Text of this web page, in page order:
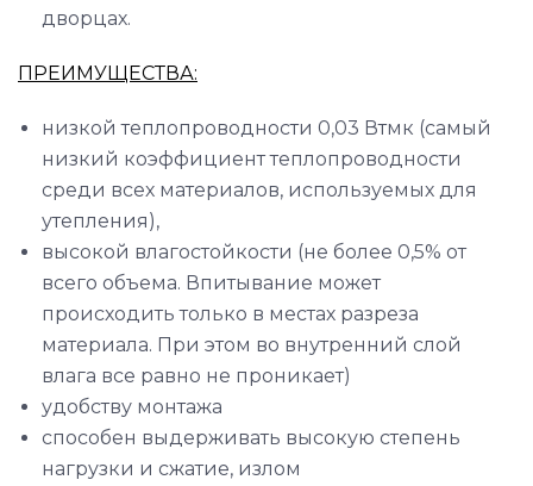
дворцах.
ПРЕИМУЩЕСТВА:
низкой теплопроводности 0,03 Втмк (самый
низкий коэффициент теплопроводности
среди всех материалов, используемых для
утепления),
высокой влагостойкости (не более 0,5% от
всего объема. Впитывание может
происходить только в местах разреза
материала. При этом во внутренний слой
влага все равно не проникает)
удобству монтажа
способен выдерживать высокую степень
нагрузки и сжатие, излом